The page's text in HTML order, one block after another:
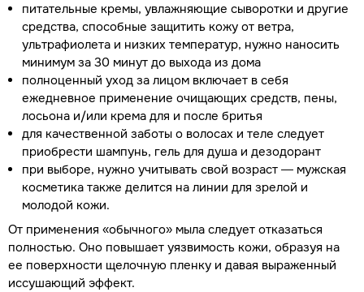
питательные кремы, увлажняющие сыворотки и другие
средства, способные защитить кожу от ветра,
ультрафиолета и низких температур, нужно наносить
минимум за 30 минут до выхода из дома
полноценный уход за лицом включает в себя
ежедневное применение очищающих средств, пены,
лосьона и/или крема для и после бритья
для качественной заботы о волосах и теле следует
приобрести шампунь, гель для душа и дезодорант
при выборе, нужно учитывать свой возраст — мужская
косметика также делится на линии для зрелой и
молодой кожи.
От применения «обычного» мыла следует отказаться
полностью. Оно повышает уязвимость кожи, образуя на
ее поверхности щелочную пленку и давая выраженный
иссушающий эффект.